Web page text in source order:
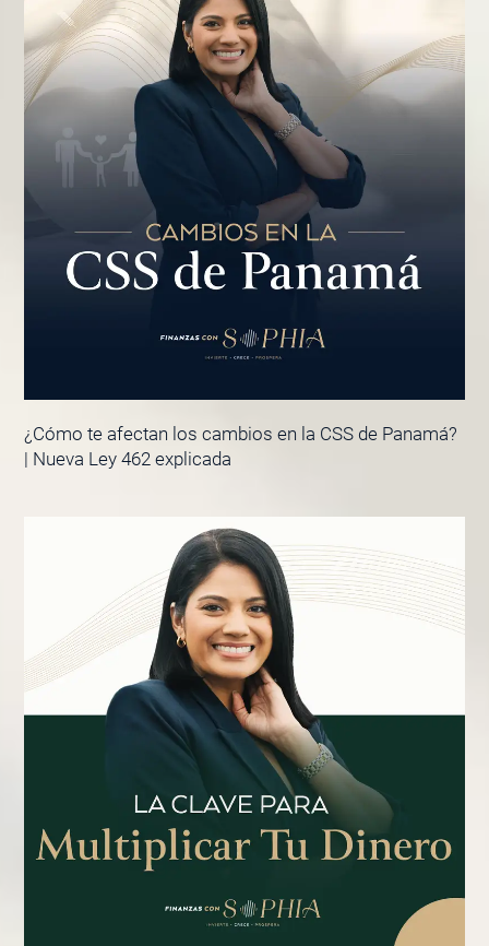
¿Cómo te afectan los cambios en la CSS de Panamá?
| Nueva Ley 462 explicada